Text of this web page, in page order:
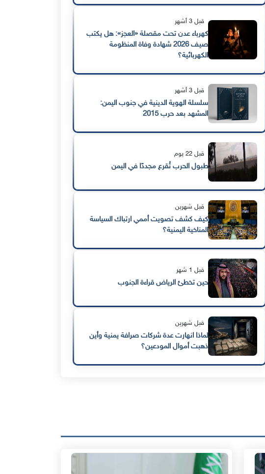
قبل 3 أشهر
كهرباء عدن تحت مقصلة «العجز»: هل يكتب
صيف 2026 شهادة وفاة المنظومة
الكهربائية؟
قبل 3 أشهر
سلسلة الهوية الدينية في جنوب اليمن:
المشهد بعد حرب 2015
قبل 22 يوم
طبول الحرب تُقرع مجددًا في اليمن
قبل شهرين
كيف كشف تصويت أممي ارتباك السياسة
المناخية اليمنية؟
قبل 1 شهر
حين تخطئ الرياض قراءة الجنوب
قبل شهرين
لماذا انهارت عدة شركات صرافة يمنية وأين
ذهبت أموال المودعين؟